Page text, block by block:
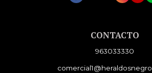
CONTACTO
963033330